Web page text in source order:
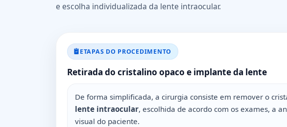
e escolha individualizada da lente intraocular.
ETAPAS DO PROCEDIMENTO
Retirada do cristalino opaco e implante da lente
De forma simplificada, a cirurgia consiste em remover o
lente intraocular, escolhida de acordo com os exames, a
visual do paciente.